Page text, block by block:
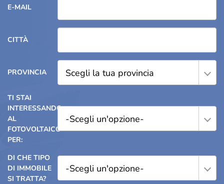
E-MAIL
CITTÀ
PROVINCIA Scegli la tua provincia
TI STAI
INTERESSANDO
AL
FOTOVOLTAICO
PER:
-Scegli un'opzione-
DI CHE TIPO
DI IMMOBILE
SI TRATTA?
-Scegli un'opzione-